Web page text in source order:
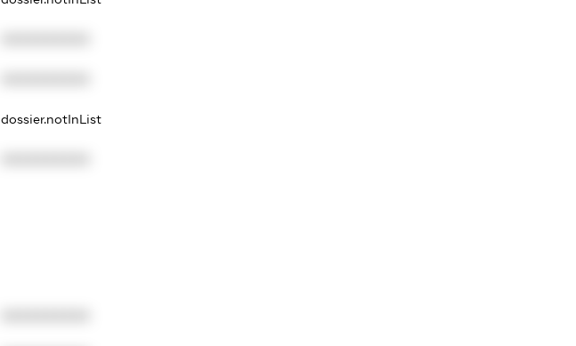
dossier.notInList